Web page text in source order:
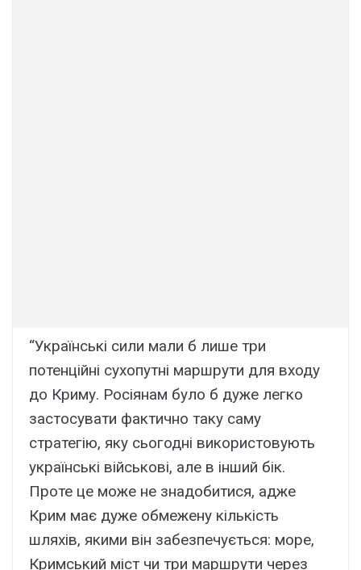
“Українські сили мали б лише три
потенційні сухопутні маршрути для входу
до Криму. Росіянам було б дуже легко
застосувати фактично таку саму
стратегію, яку сьогодні використовують
українські військові, але в інший бік.
Проте це може не знадобитися, адже
Крим має дуже обмежену кількість
шляхів, якими він забезпечується: море,
Кримський міст чи три маршрути через